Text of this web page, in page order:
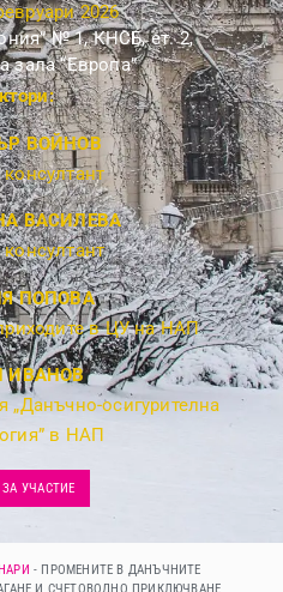
2026
№ 1, КНСБ, ет. 2,
зала “Европа”
ВОЙНОВ
ВАСИЛЕВА
ПОПОВА
в ЦУ на НАП
ИВАНОВ
„Данъчно-осигурителна
в НАП
УЧАСТИЕ
- ПРОМЕНИТЕ В ДАНЪЧНИТЕ